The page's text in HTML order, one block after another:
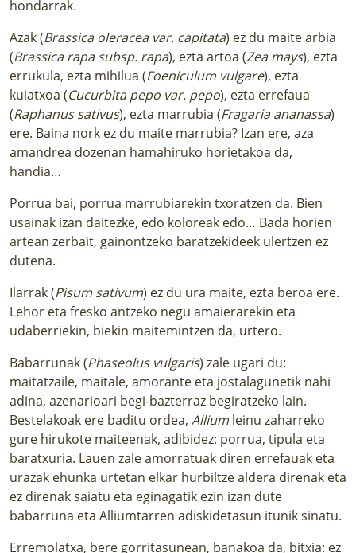
hondarrak.
Azak (Brassica oleracea var. capitata) ez du maite arbia
(Brassica rapa subsp. rapa), ezta artoa (Zea mays), ezta
errukula, ezta mihilua (Foeniculum vulgare), ezta
kuiatxoa (Cucurbita pepo var. pepo), ezta errefaua
(Raphanus sativus), ezta marrubia (Fragaria ananassa)
ere. Baina nork ez du maite marrubia? Izan ere, aza
amandrea dozenan hamahiruko horietakoa da,
handia…
Porrua bai, porrua marrubiarekin txoratzen da. Bien
usainak izan daitezke, edo koloreak edo… Bada horien
artean zerbait, gainontzeko baratzekideek ulertzen ez
dutena.
Ilarrak (Pisum sativum) ez du ura maite, ezta beroa ere.
Lehor eta fresko antzeko negu amaierarekin eta
udaberriekin, biekin maitemintzen da, urtero.
Babarrunak (Phaseolus vulgaris) zale ugari du:
maitatzaile, maitale, amorante eta jostalagunetik nahi
adina, azenarioari begi-bazterraz begiratzeko lain.
Bestelakoak ere baditu ordea, Alliumleinu zaharreko
gure hirukote maiteenak, adibidez: porrua, tipula eta
baratxuria. Lauen zale amorratuak diren errefauak eta
urazak ehunka urtetan elkar hurbiltze aldera direnak eta
ez direnak saiatu eta eginagatik ezin izan dute
babarruna eta Alliumtarren adiskidetasun itunik sinatu.
Erremolatxa, bere gorritasunean, banakoa da, bitxia: ez